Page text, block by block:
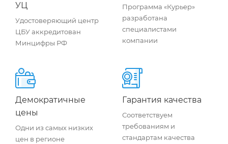
УЦ
Удостоверяющий центр
ЦБУ аккредитован
Минцифры РФ
Программа «Курьер»
разработана
специалистами
компании
Демократичные
цены
Одни из самых низких
цен в регионе
Гарантия качества
Соответствуем
требованиям и
стандартам качества